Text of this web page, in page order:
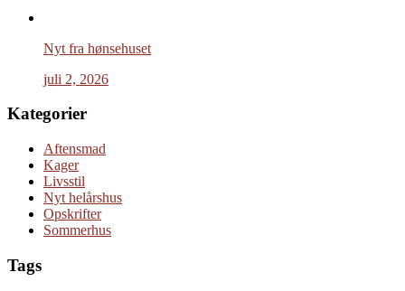
Nyt fra hønsehuset
juli 2, 2026
Kategorier
Aftensmad
Kager
Livsstil
Nyt helårshus
Opskrifter
Sommerhus
Tags